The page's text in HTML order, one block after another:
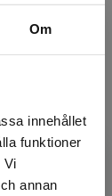
Om
innehållet
funktioner
Vi
annan